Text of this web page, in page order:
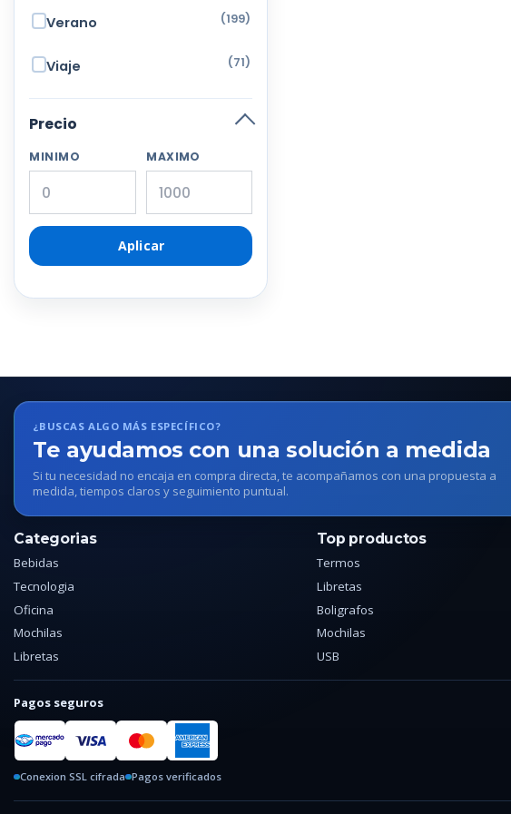
Verano (199)
Viaje (71)
Precio
MINIMO MAXIMO
Aplicar
¿BUSCAS ALGO MÁS ESPECÍFICO?
Te ayudamos con una solución a medida
Si tu necesidad no encaja en compra directa, te acompañamos con una propuesta a
medida, tiempos claros y seguimiento puntual.
Categorias
Bebidas
Tecnologia
Oficina
Mochilas
Libretas
Top productos
Termos
Libretas
Boligrafos
Mochilas
USB
Pagos seguros
Conexion SSL cifrada Pagos verificados